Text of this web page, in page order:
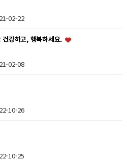
02-22
강하고, 행복하세요.
02-08
10-26
10-25